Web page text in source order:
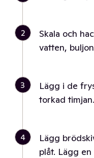
2
Skala och
vatten,
3
Lägg i de
torkad
4
Lägg
plåt. Lägg